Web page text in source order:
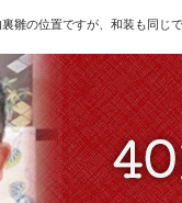
雛の位置ですが、和装も同じ